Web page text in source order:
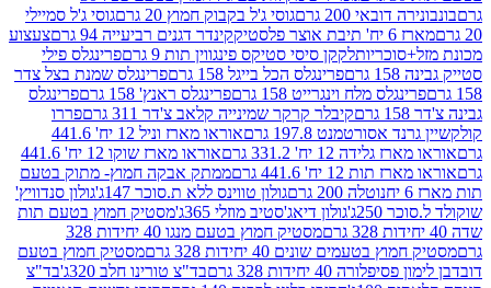
200 גרם
גוסי ג'ל בקבוק חמוץ 20 גרם
גוסי ג'ל סמיילי
פלסטיק
קינדר דגנים רביעייה 94 גרם
צעצוע
לקקן סיסי סטיקס פינגווין תות 9 גרם
פרינגלס פילי
פרינגלס הכל בייגל 158 גרם
פרינגלס שמנת בצל צדר
מלח וינגרייט 158 גרם
פרינגלס ראנץ' 158 גרם
פרינגלס
קיבלר קרקר שמינייה קלאב צ'דר 311 גרם
פררו
197.8 גרם
אוראו מארז וניל 12 יח' 441.6
12 יח' 331.2 גרם
אוראו מארז שוקו 12 יח' 441.6
12 יח' 441.6 גרם
ממתק אבקה חמוץ- מתוק בטעם
נוטלה 200 גרם
גולון טווינס ללא ת.סוכר 147ג'
גולון סנדוויץ'
250ג'
גולון דיאג'סטיב מוזלי 365ג'
מסטיק חמוץ בטעם תות
מסטיק חמוץ בטעם מנגו 40 יחידות 328
בטעמים שונים 40 יחידות 328 גרם
מסטיק חמוץ בטעם
40 יחידות 328 גרם
בד"צ טורינו חלב 320ג'
בד"צ